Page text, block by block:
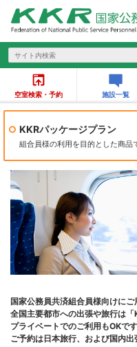
空室検索・予約 施設一覧
KKRパッケージプラン
組合員様の利用を目的とした商品
国家公務員共済組合員様向けにご
全国主要都市への出張や旅行は「
プライベートでのご利用もOKです
ご予約は日本旅行、および国内出